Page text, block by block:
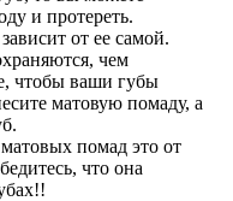
и протереть.
от ее самой.
чем
чтобы ваши губы
матовую помаду, а
помад это от
что она